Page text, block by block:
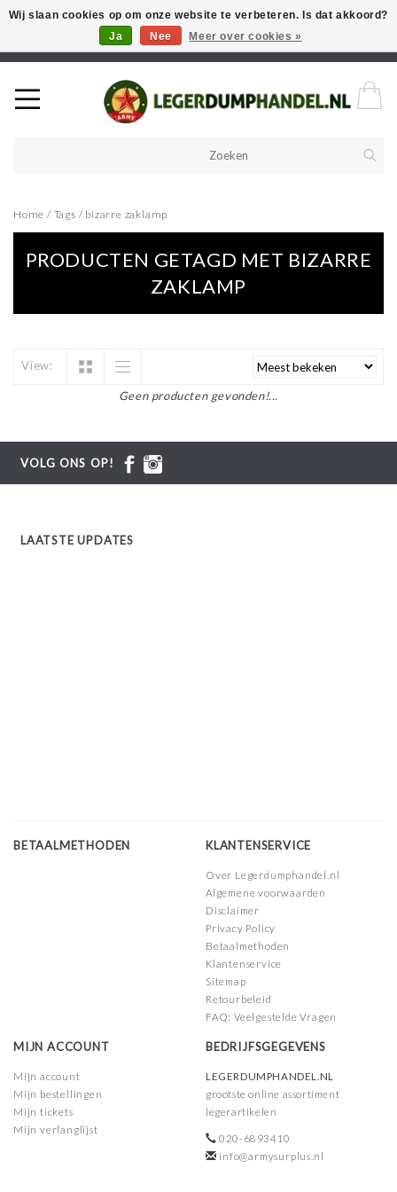
Welkom in onze webshop! Als u een product zoekt en deze niet kan
vinden in de webwinkel, neem vooral contact op!
Home / Tags / bizarre zaklamp
PRODUCTEN GETAGD MET BIZARRE
ZAKLAMP
View:
Geen producten gevonden!...
VOLG ONS OP!
LAATSTE UPDATES
BETAALMETHODEN KLANTENSERVICE
Over Legerdumphandel.nl
Algemene voorwaarden
Disclaimer
Privacy Policy
Betaalmethoden
Klantenservice
Sitemap
Retourbeleid
FAQ: Veelgestelde Vragen
MIJN ACCOUNT
Mijn account
Mijn bestellingen
Mijn tickets
Mijn verlanglijst
BEDRIJFSGEGEVENS
LEGERDUMPHANDEL.NL
grootste online assortiment
legerartikelen
020-6893410
info@armysurplus.nl
Wij slaan cookies op om onze website te verbeteren. Is dat akkoord?
Ja
Nee Meer over cookies »